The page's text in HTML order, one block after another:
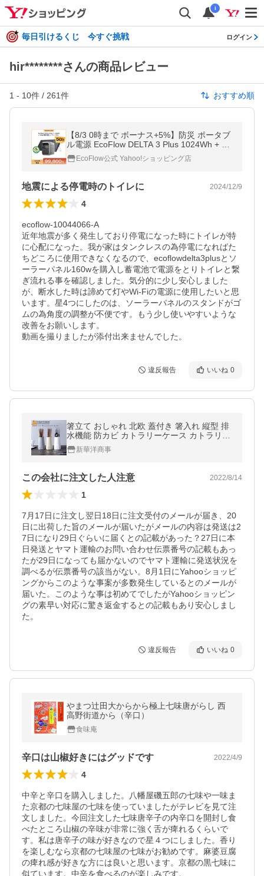
i
毎日引けるくじ 今すぐ挑戦 ログイン
hir********さんの商品レビュー
1 - 10件 / 261件 おすすめ順
【8/3 0時まで ボーナス+5%】防災 ポータブ
ル電源 EcoFlow DELTA 3 Plus 1024Wh + 16
0W軽量両面 ソーラーパネル セット 車中泊
蓄電池 停電 エコフロー
EcoFlow公式 Yahoo!ショッピング店
地震による停電時のトイレに 2024/12/9
4
ecoflow-10044066-A
近年地震が多く発生しており停電になった時にトイレが特
に心配になった。我が家はタンクレスの為停電になればた
ちどころに使用できなくなるので、ecoflowdelta3plusとソ
ーラーパネル160wを購入し蓄電池で電源をとりトイレと繋
ぎ流れる事を確認しました。気分的に少し安心しました
が、断水した時は諦めて灯やWi-Fiの電源に使用したいと思
います。星4つにしたのは、ソーラーパネルのスタンドがゴ
ムの為角度の調整が不便です。もう少し使いやすいような
改善をお願いします。
動画を撮りましたが添付出来ませんでした。
違反報告 いいね 0
箸立て おしゃれ 北欧 蓋付き 箸入れ 縦型 排
水機能 防カビ カトラリーケース カトラリー
収納新華洋商事
この会社に注文した人注意 2022/8/14
1
7月17日に注文し翌日18日に注文受付のメールが届き、20
日に出荷した旨のメールが届いたがメールの内容は発送は2
7日になり29日ぐらいに届くとの記載があった？27日に本
日発送とヤマト運輸のお問い合わせ伝票番号の記載もあっ
たが29日になっても届かないのでヤマト運輸に発送状況を
調べるが伝票番号の該当がない。8月1日にYahooショッピ
ングからこのような事案が多数発生しているとのメールが
届いた。このような事は初めてでしたがYahooショッピン
グの素早い対応に驚き返金するとの記載もあり安心しまし
た。
違反報告 いいね 0
やまつ辻田大からから極上七味唐がらし 西
高野街道から（辛口）
食味庵
辛口は山椒好きにはグッドです 2022/4/9
4
中辛と辛口を購入しました。八幡屋磯五郎の七味や一味ま
た京都の七味屋の七味を使っていましたがテレビを見て注
文しました。今回注文した七味唐辛子の内辛口を開封し食
べたところ山椒の辛味が非常に強く舌が痺れるくらいで
す。私は唐辛子の味が好きなので星４つにしました。香り
を楽しむなら京都の七味屋の七味がお勧めです。麻婆豆腐
の痺れ感が好きな方には良いと思います。京都の黒七味に
似ています。中辛を食べるのが楽しみです。